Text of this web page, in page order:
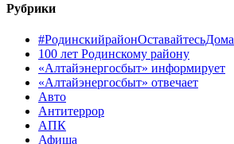
Рубрики
#РодинскийрайонОставайтесьДома
100 лет Родинскому району
«Алтайэнергосбыт» информирует
«Алтайэнергосбыт» отвечает
Авто
Антитеррор
АПК
Афиша